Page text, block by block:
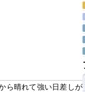
ら晴れて強い日差しが